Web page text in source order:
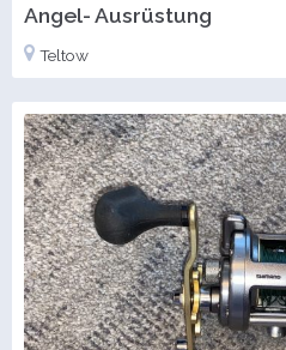
Angel- Ausrüstung
Teltow